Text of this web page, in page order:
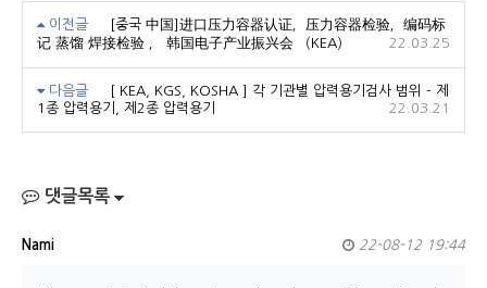
이전글
[중국 中国]进口压力容器认证，压力容器检验，编码标
记 蒸馏 焊接检验 ， 韩国电子产业振兴会 （KEA）
22.03.25
다음글
[ KEA, KGS, KOSHA ] 각 기관별 압력용기검사 범위 - 제
1종 압력용기, 제2종 압력용기
22.03.21
댓글목록
Nami 22-08-12 19:44